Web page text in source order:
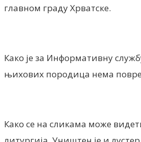
главном граду Хрватске.
Како је за Информативну
њихових породица нема
Како се на сликама може